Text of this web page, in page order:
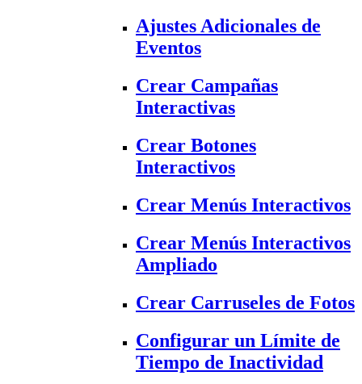
Ajustes Adicionales de
Eventos
Crear Campañas
Interactivas
Crear Botones
Interactivos
Crear Menús Interactivos
Crear Menús Interactivos
Ampliado
Crear Carruseles de Fotos
Configurar un Límite de
Tiempo de Inactividad